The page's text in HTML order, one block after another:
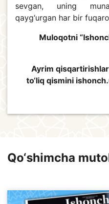
sevgan, uning
qayg‘urgan har bir
Muloqotni
Ayrim
to‘liq qismini
Qo‘shimcha